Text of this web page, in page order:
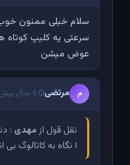
سلام خیلی ممنون
سرعتی یه کلیپ کوتاه
عوض میشن
م مرتضی 6 سال پیش
نقل قول ازمهدی
۱ نگاه به کاتالوگ بی اندازید.